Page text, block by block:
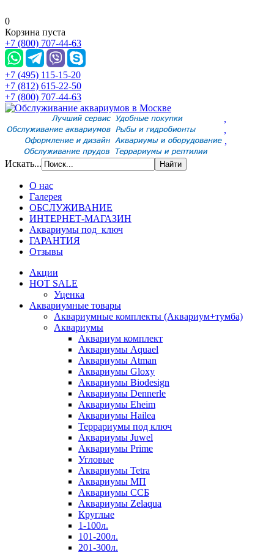
0
Корзина пуста
+7 (800) 707-44-63
+7 (495) 115-15-20
+7 (812) 615-22-50
+7 (800) 707-44-63
,
,
,
Искать...
О нас
Галерея
ОБСЛУЖИВАНИЕ
ИНТЕРНЕТ-МАГАЗИН
Аквариумы под ключ
ГАРАНТИЯ
Отзывы
Акции
HOT SALE
Уценка
Аквариумные товары
Аквариумные комплекты (Аквариум+тумба)
Аквариумы
Аквариум комплект
Аквариумы Aquael
Аквариумы Atman
Аквариумы Gloxy
Аквариумы Biodesign
Аквариумы Dennerle
Аквариумы Eheim
Аквариумы Hailea
Террариумы под ключ
Аквариумы Juwel
Аквариумы Prime
Угловые
Аквариумы Tetra
Аквариумы МП
Аквариумы ССБ
Аквариумы Zelaqua
Круглые
1-100л.
101-200л.
201-300л.